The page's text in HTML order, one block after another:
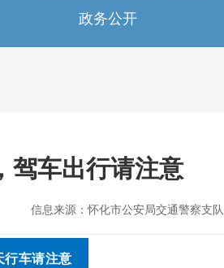
政务公开
驾车出行请注意
信息来源：怀化市公安局交通警察支队
行车请注意